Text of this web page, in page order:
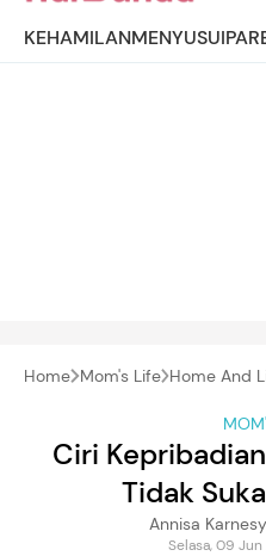
KEHAMILANMENYUSUI
Home Mom's Life Home And
Ciri
Tidak
Annisa
Selasa, 09